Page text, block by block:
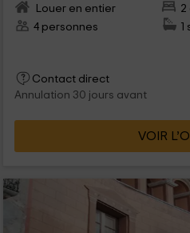
Louer en entier
2
4 personnes
1
Contact direct
Annulation 30 jours avant
VOIR